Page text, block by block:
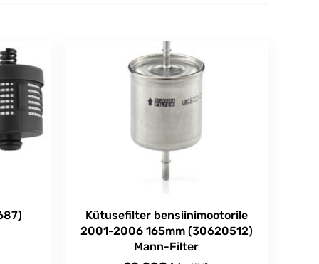
Kütusefilter bensiinimootorile
2001-2006 165mm (30620512)
Mann-Filter